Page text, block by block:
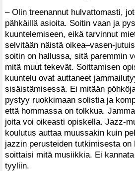
– Olin treenannut hulvattomasti,
pähkäillä asioita. Soitin vaan ja
kuuntelemiseen, eikä tarvinnut
selvitään näistä oikea–vasen-
soitin on hallussa, sitä paremmin
mitä muut tekevät. Soittamisen
kuuntelu ovat auttaneet
sisäistämisessä. Ei mitään
pystyy ruokkimaan solistia ja
että hommassa on tolkkua.
joita voi oikeasti opiskella. Jazz-
koulutus auttaa muussakin kuin
jazzin perusteiden tutkimisesta
soittaisi mitä musiikkia. Ei
tyyliin.